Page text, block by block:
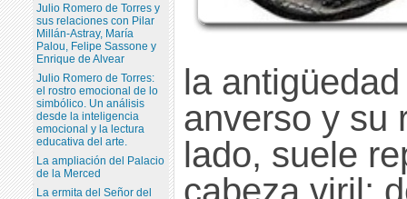
la
anverso y su
lado, suele
cabeza viril;
Julio Romero de Torres y
sus relaciones con Pilar
Millán-Astray, María
Palou, Felipe Sassone y
Enrique de Alvear
Julio Romero de Torres:
el rostro emocional de lo
simbólico. Un análisis
desde la inteligencia
emocional y la lectura
educativa del arte.
La ampliación del Palacio
de la Merced
La ermita del Señor del